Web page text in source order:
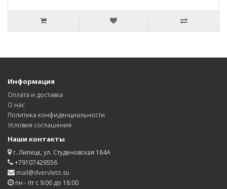
Информация
Оплата и доставка
О нас
Политика конфиденциальности
Условия соглашения
Наши контакты
г. Липецк, ул. Студеновская 184А
+79107429556
mail@dvervleto.su
пн - пт с 9:00 до 18:00